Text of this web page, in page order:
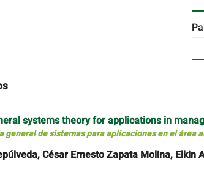
systems theory for applications in
general de sistemas para aplicaciones en el área
César Ernesto Zapata Molina, Elkin